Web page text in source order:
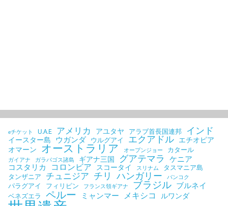
eチケット U.A.E アメリカ アユタヤ アラブ首長国連邦 インド
イースター島 ウガンダ ウルグアイ エクアドル エチオピア
オマーン
オーストラリア オープンジョー カタール
ガイアナ ガラパゴス諸島 ギアナ三国 グアテマラ
ケニア
コスタリカ
コロンビア スコータイ スリナム
タスマニア島
タンザニア
チュニジア チリ ハンガリー バンコク
パラグアイ フィリピン フランス領ギアナ ブラジル ブルネイ
ベネズエラ ペルー ミャンマー メキシコ ルワンダ